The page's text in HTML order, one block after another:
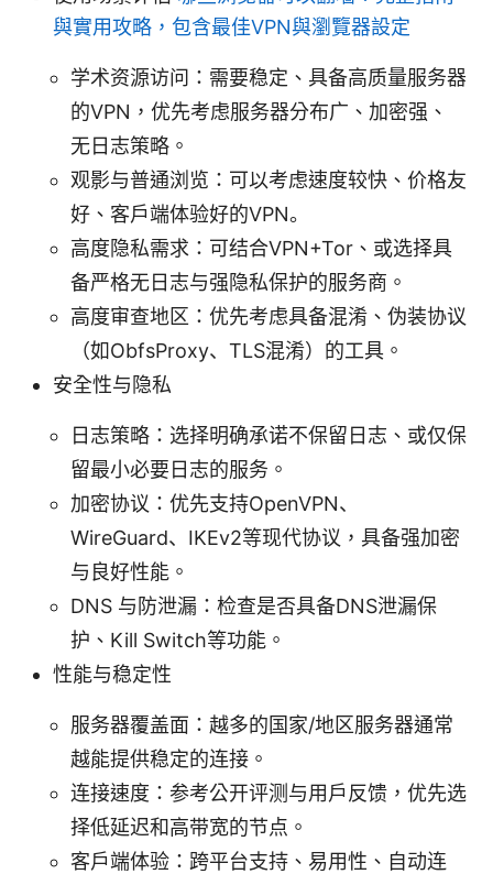
與實用攻略，包含最佳VPN與瀏覽器設定
学术资源访问：需要稳定、具备高质量服务器
的VPN，优先考虑服务器分布广、加密强、
无日志策略。
观影与普通浏览：可以考虑速度较快、价格友
好、客户端体验好的VPN。
高度隐私需求：可结合VPN+Tor、或选择具
备严格无日志与强隐私保护的服务商。
高度审查地区：优先考虑具备混淆、伪装协议
（如ObfsProxy、TLS混淆）的工具。
安全性与隐私
日志策略：选择明确承诺不保留日志、或仅保
留最小必要日志的服务。
加密协议：优先支持OpenVPN、
WireGuard、IKEv2等现代协议，具备强加密
与良好性能。
DNS 与防泄漏：检查是否具备DNS泄漏保
护、Kill Switch等功能。
性能与稳定性
服务器覆盖面：越多的国家/地区服务器通常
越能提供稳定的连接。
连接速度：参考公开评测与用户反馈，优先选
择低延迟和高带宽的节点。
客户端体验：跨平台支持、易用性、自动连